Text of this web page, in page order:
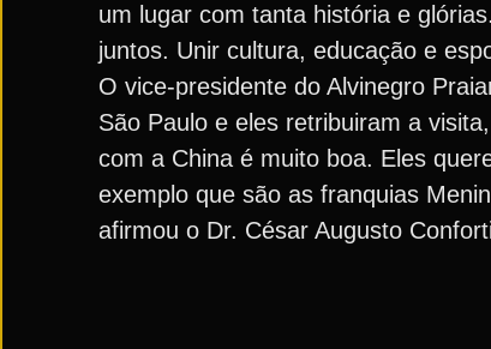
um lugar com tanta história e
juntos. Unir cultura, educação e
O vice-presidente do Alvinegro
São Paulo e eles retribuiram a
com a China é muito boa. Eles
exemplo que são as franquias
afirmou o Dr. César Augusto